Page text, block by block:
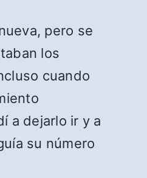
pero se
los
cuando
a dejarlo ir y a
su número